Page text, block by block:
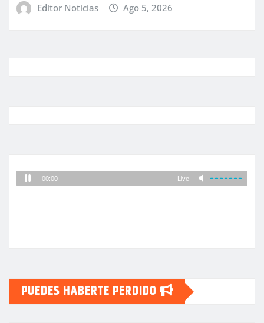
Editor Noticias Ago 5, 2026
PUEDES HABERTE PERDIDO